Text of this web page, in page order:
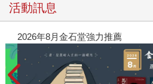
活動訊息
2026年8月金石堂強力推薦